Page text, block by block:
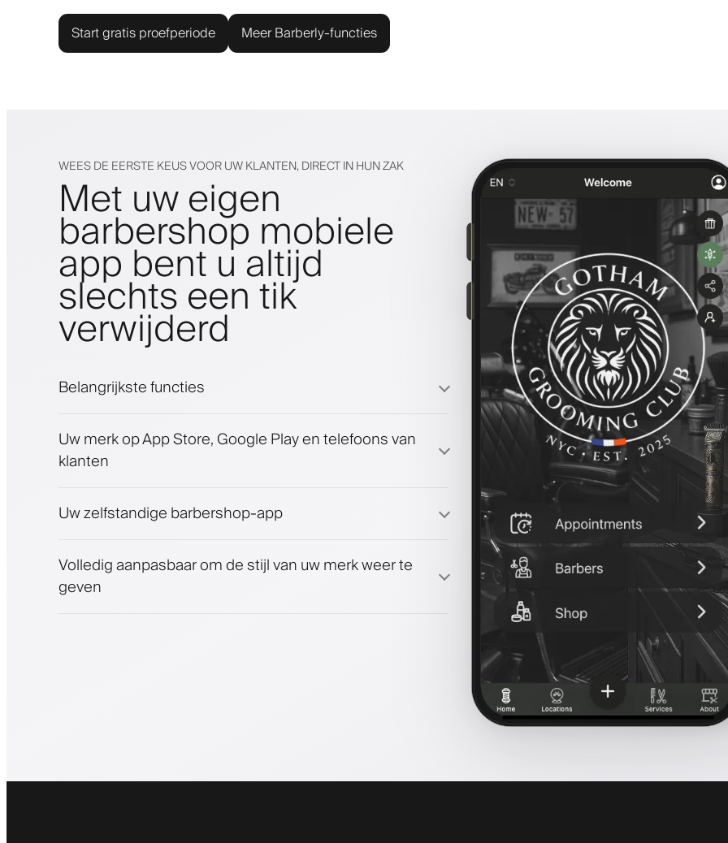
Start gratis proefperiode Meer Barberly-functies
WEES DE EERSTE KEUS VOOR UW KLANTEN, DIRECT IN HUN ZAK
Met uw eigen
barbershop mobiele
app bent u altijd
slechts een tik
verwijderd
Belangrijkste functies
Betalingen, waarborgsom
Verkoop schoonheidsproducten
Uw merk op App Store, Google Play en telefoons van
klanten
Uw zelfstandige barbershop-app
Volledig aanpasbaar om de stijl van uw merk weer te
geven